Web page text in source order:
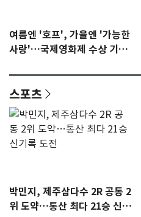
여름엔 '호프', 가을엔 '가능한
사랑'…국제영화제 수상 기대
스포츠
박민지, 제주삼다수 2R 공동 2
위 도약…통산 최다 21승 신기